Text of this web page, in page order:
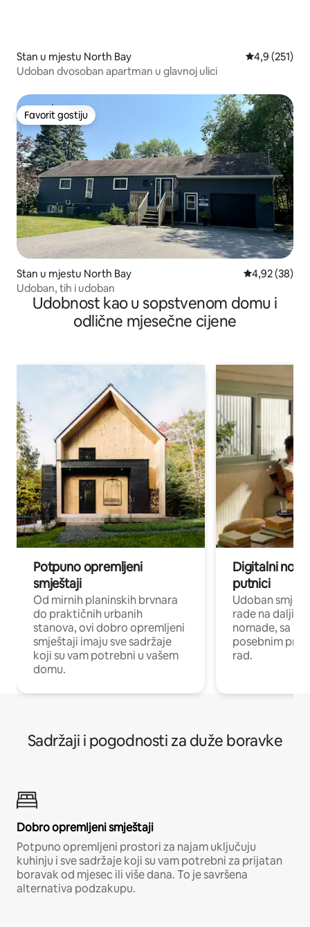
Stan u mjestu North Bay prosječna
4,9 (251)
Udoban dvosoban apartman u glavnoj ulici
Favorit gostiju
Favorit gostiju
Stan u mjestu North Bay prosječna
4,92 (38)
Udoban, tih i udoban
Udobnost kao u sopstvenom domu i
odlične mjesečne cijene
Potpuno opremljeni
smještaji
Od mirnih planinskih brvnara
do praktičnih urbanih
stanova, ovi dobro opremljeni
smještaji imaju sve sadržaje
koji su vam potrebni u vašem
domu.
Digitalni
putnici
Udoban
rade na
nomade, sa
posebnim
rad.
Sadržaji i pogodnosti za duže boravke
Dobro opremljeni smještaji
Potpuno opremljeni prostori za najam uključuju
kuhinju i sve sadržaje koji su vam potrebni za prijatan
boravak od mjesec ili više dana. To je savršena
alternativa podzakupu.